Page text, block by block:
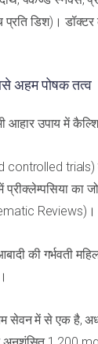
डिश)। डॉक्टर
अहम पोषक तत्व
आहार उपाय में
controlled
का
Reviews)।
की गर्भवती
सेवन में से एक है,